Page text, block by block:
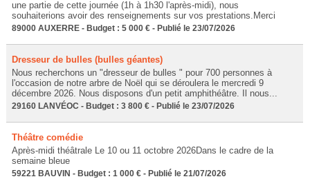
une partie de cette journée (1h à 1h30 l'après-midi), nous
souhaiterions avoir des renseignements sur vos prestations.Merci
89000 AUXERRE - Budget : 5 000 € - Publié le 23/07/2026
Dresseur de bulles (bulles géantes)
Nous recherchons un "dresseur de bulles " pour 700 personnes à
l'occasion de notre arbre de Noël qui se déroulera le mercredi 9
décembre 2026. Nous disposons d'un petit amphithéâtre. Il nous...
29160 LANVÉOC - Budget : 3 800 € - Publié le 23/07/2026
Théâtre comédie
Après-midi théâtrale Le 10 ou 11 octobre 2026Dans le cadre de la
semaine bleue
59221 BAUVIN - Budget : 1 000 € - Publié le 21/07/2026